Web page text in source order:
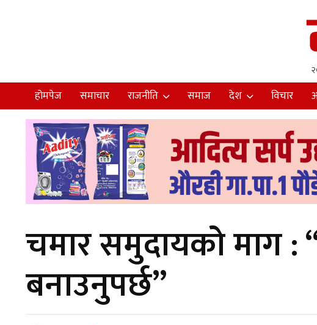
होमपेज समाचार राजनीति समाज देश विचार
चमार समुदायको माग :
बनाउनुपर्छ”